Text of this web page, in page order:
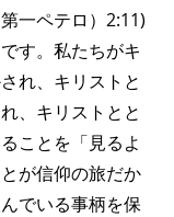
一ペテロ）2:11)
す。私たちがキ
れ、キリストと
、キリストとと
ことを「見るよ
が信仰の旅だか
でいる事柄を保